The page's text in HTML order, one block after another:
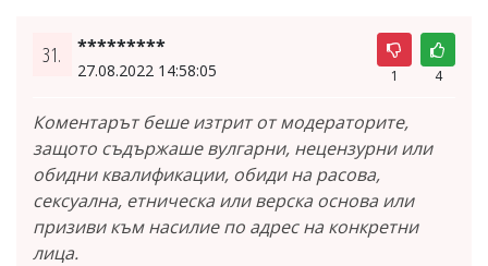
31. *********
27.08.2022 14:58:05 1 4
Коментарът беше изтрит от модераторите,
защото съдържаше вулгарни, нецензурни или
обидни квалификации, обиди на расова,
сексуална, етническа или верска основа или
призиви към насилие по адрес на конкретни
лица.